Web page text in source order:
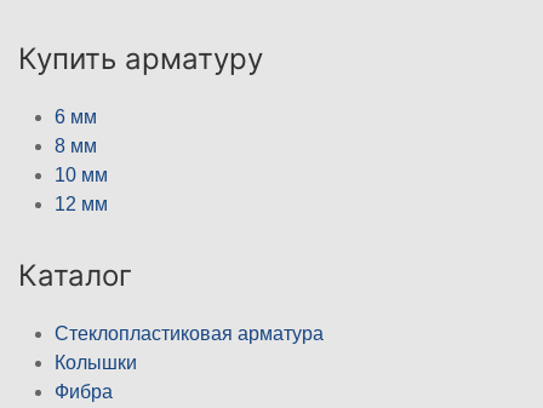
Купить арматуру
6 мм
8 мм
10 мм
12 мм
Каталог
Стеклопластиковая арматура
Колышки
Фибра